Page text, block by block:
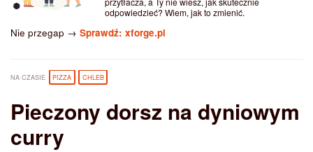
odpowiedzieć? Wiem, jak to zmienić.
Nie przegap → Sprawdź: xforge.pl
NA CZASIE PIZZA CHLEB
Pieczony dorsz na dyniowym
curry